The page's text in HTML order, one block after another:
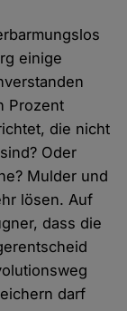
einige
Prozent
die nicht
Oder
Mulder und
lösen. Auf
dass die
darf